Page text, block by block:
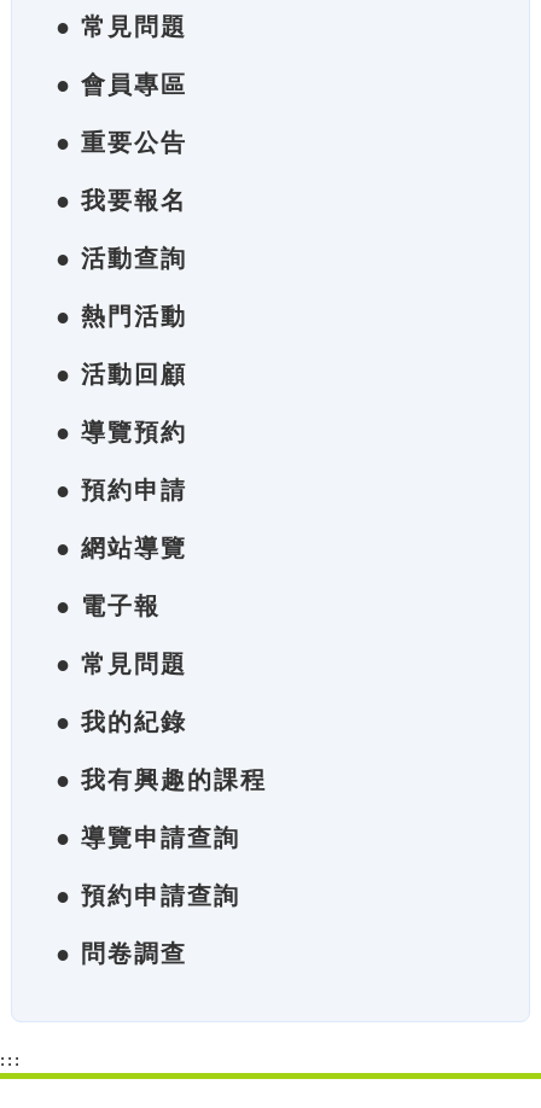
● 常見問題
● 會員專區
● 重要公告
● 我要報名
● 活動查詢
● 熱門活動
● 活動回顧
● 導覽預約
● 預約申請
● 網站導覽
● 電子報
● 常見問題
● 我的紀錄
● 我有興趣的課程
● 導覽申請查詢
● 預約申請查詢
● 問卷調查
:::